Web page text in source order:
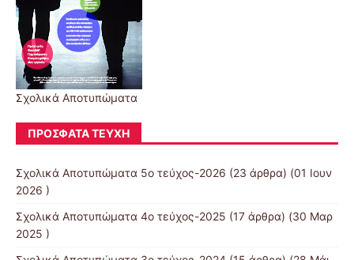
Σχολικά Αποτυπώματα
ΠΡΌΣΦΑΤΑ ΤΕΎΧΗ
Σχολικά Αποτυπώματα 5ο τεύχος-2026 (23 άρθρα) (01 Ιουν
2026 )
Σχολικά Αποτυπώματα 4ο τεύχος-2025 (17 άρθρα) (30 Μαρ
2025 )